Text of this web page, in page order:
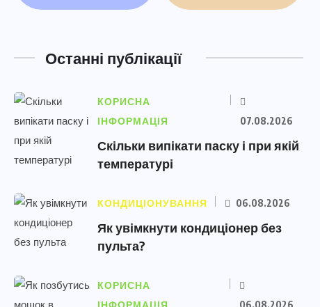
Останні публікації
КОРИСНА
ІНФОРМАЦІЯ
07.08.2026
Скільки випікати паску і при якій
температурі
КОНДИЦІОНУВАННЯ 06.08.2026
Як увімкнути кондиціонер без
пульта?
КОРИСНА
06.08.2026